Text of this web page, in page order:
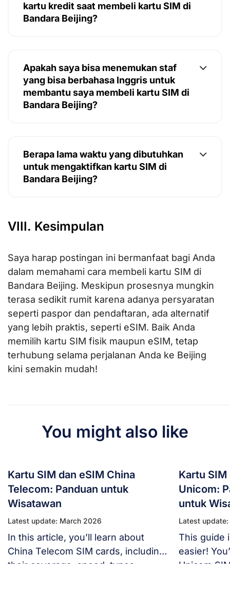
kartu kredit saat membeli kartu SIM di
Bandara Beijing?
Apakah saya bisa menemukan staf
yang bisa berbahasa Inggris untuk
membantu saya membeli kartu SIM di
Bandara Beijing?
Berapa lama waktu yang dibutuhkan
untuk mengaktifkan kartu SIM di
Bandara Beijing?
VIII. Kesimpulan
Saya harap postingan ini bermanfaat bagi Anda
dalam memahami cara membeli kartu SIM di
Bandara Beijing. Meskipun prosesnya mungkin
terasa sedikit rumit karena adanya persyaratan
seperti paspor dan pendaftaran, ada alternatif
yang lebih praktis, seperti eSIM. Baik Anda
memilih kartu SIM fisik maupun eSIM, tetap
terhubung selama perjalanan Anda ke Beijing
kini semakin mudah!
You might also like
Kartu SIM dan eSIM China
Telecom: Panduan untuk
Wisatawan
Latest update: March 2026
In this article, you’ll learn about
China Telecom SIM cards, including
their coverage, speed, types
Kartu SIM
Unicom:
untuk
Latest
This guide
easier!
Unicom